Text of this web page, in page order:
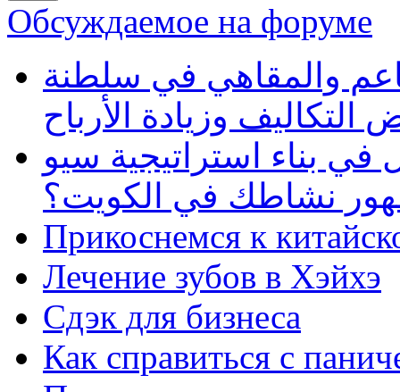
Обсуждаемое на форуме
والمقاهي في سلطنة
وزيادة الأرباح
بناء استراتيجية سيو
نشاطك في الكويت؟
Прикоснемся к
Лечение зубов в Хэйхэ
Сдэк для бизнеса
Как справиться с